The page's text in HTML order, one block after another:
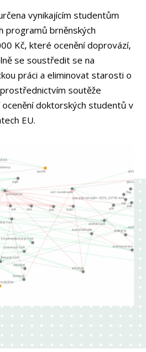
vynikajícím studentům
programů brněnských
Kč, které ocenění doprovází,
se soustředit se na
práci a eliminovat starosti o
soutěže
ocenění doktorských studentů v
EU.